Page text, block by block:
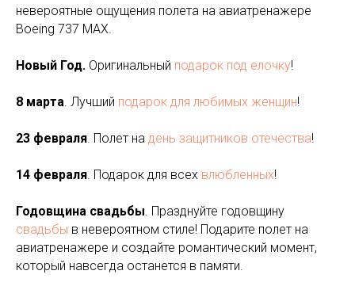
невероятные ощущения полета на авиатренажере
Boeing 737 MAX.
Новый Год. Оригинальный подарок под елочку!
8 марта. Лучший подарок для любимых женщин!
23 февраля. Полет на день защитников отечества!
14 февраля. Подарок для всех влюбленных!
Годовщина свадьбы. Празднуйте годовщину
свадьбы в невероятном стиле! Подарите полет на
авиатренажере и создайте романтический момент,
который навсегда останется в памяти.